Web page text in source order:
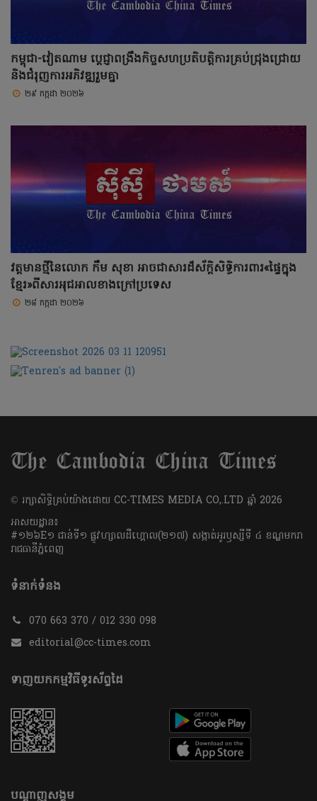
កម្ពុជា-វៀតណាម ប្តេជ្ញាពង្រឹងកិច្ចសហប្រតិបត្តិការគ្រប់ជ្រុងជ្រោយ
និងជំរុញការអភិវឌ្ឍរួមគ្នា
២៩ កក្កដា ២០២៦
វត្តមានថ្មីនៃលោក កឹម សុខា អាចជាសារដ៏ស័ក្តិសិទ្ធិការពារ«ផ្ទៃក្នុង
ខ្មែរ»ពីសារអុជអាលខាងក្រៅប្រទេស
២៨ កក្កដា ២០២៦
​© រក្សា​សិទ្ធិ​គ្រប់​យ៉ាង​ដោយ​ CC-TIMES MEDIA CO,.LTD ឆ្នាំ​ 2026
អាសយដ្ឋាន៖
#១២៦E១ ជាន់ទី១ ផ្លូវហ្សាលដឺហ្គោល(២១៧) សង្កាត់អូរឫស្សីទី ៤ ខណ្ឌមករា
រាជធានីភ្នំពេញ
ទំនាក់ទំនង
070 663 370 / 012 330 098
editorial@cc-times.com
ទាញយកកម្មវិធីទូរស័ព្ទដៃ
បណ្តាញសង្គម